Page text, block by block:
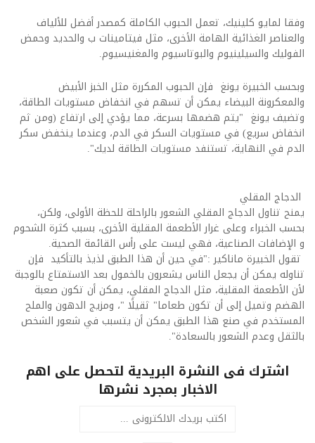
وفقا لمايو كلينيك، تعمل الحبوب الكاملة كمصدر أفضل للألياف
والعناصر الغذائية الهامة الأخرى، مثل فيتامينات ب والحديد وحمض
الفوليك والسيلينيوم والبوتاسيوم والمغنيسيوم.
وبحسب الخبيرة يونغ فإن الحبوب المكررة مثل الخبز الأبيض
والمعكرونة البيضاء يمكن أن تسهم في انخفاض مستويات الطاقة،
وتضيف يونغ "يتم هضمها بسرعة، مما يؤدي إلى ارتفاع (ومن ثم
انخفاض سريع) في مستويات السكر في الدم، وعندما ينخفض سكر
الدم في النهاية، تستنفد مستويات الطاقة لديك".
الدجاج المقلي
يمنح تناول الدجاج المقلي الشعور بالراحلة للحظة الأولى، ولكن،
بحسب الخبراء وعلى غرار الأطعمة المقلية الأخرى، بسبب كثرة الشحوم
و الإضافات الصناعية، فهي ليست على رأس القائمة الصحية.
تقول الخبيرة ماناكير :"في حين أن هذا الطبق لذيذ بالتأكيد فإن
تناوله يمكن أن يجعل الناس يشعرون بالخمول بعد الاستمتاع بالوجبة
لأن الأطعمة المقلية، مثل الدجاج المقلي، يمكن أن تكون صعبة
الهضم وتميل إلى أن تكون طعاما" ثقيلًا "، ومزيج الدهون والملح
المستخدم في صنع هذا الطبق يمكن أن يتسبب في شعور الشخص
بالثقل وعدم الشعور بالسعادة".
اشترك فى النشرة البريدية لتحصل على اهم
الاخبار بمجرد نشرها